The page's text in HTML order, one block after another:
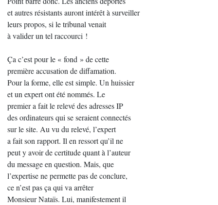
et autres résistants auront intérêt à surveiller
leurs propos, si le tribunal venait
à valider un tel raccourci !
Ça c’est pour le « fond » de cette
première accusation de diffamation.
Pour la forme, elle est simple. Un huissier
et un expert ont été nommés. Le
premier a fait le relevé des adresses IP
des ordinateurs qui se seraient connectés
sur le site. Au vu du relevé, l’expert
a fait son rapport. Il en ressort qu’il ne
peut y avoir de certitude quant à l’auteur
du message en question. Mais, que
l’expertise ne permette pas de conclure,
ce n’est pas ça qui va arrêter
Monsieur Nataïs. Lui, manifestement il